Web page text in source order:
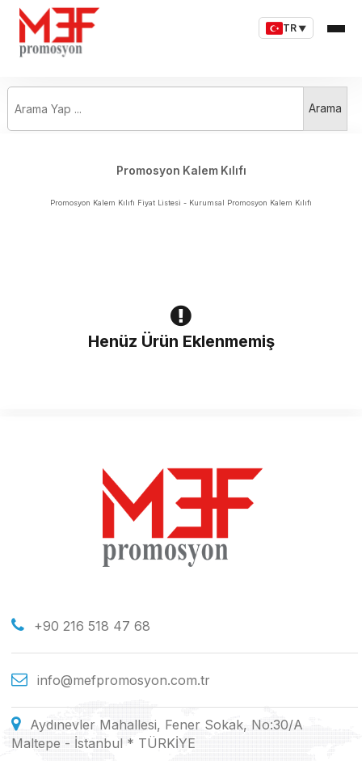
TR ▼
Arama Yap ...
Arama
Promosyon Kalem Kılıfı
Promosyon Kalem Kılıfı Fiyat Listesi - Kurumsal Promosyon Kalem Kılıfı
Henüz Ürün Eklenmemiş
+90 216 518 47 68
info@mefpromosyon.com.tr
Aydınevler Mahallesi, Fener Sokak, No:30/A
Maltepe - İstanbul * TÜRKİYE